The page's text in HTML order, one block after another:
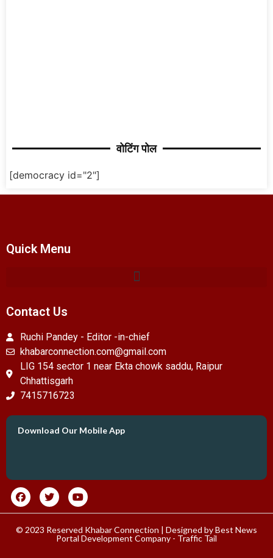
वोटिंग पोल
[democracy id="2"]
Quick Menu
Contact Us
Ruchi Pandey - Editor -in-chief
khabarconnection.com@gmail.com
LIG 154 sector 1 near Ekta chowk saddu, Raipur
Chhattisgarh
7415716723
Download Our Mobile App
© 2023 Reserved Khabar Connection | Designed byBest News
Portal Development Company - Traffic Tail